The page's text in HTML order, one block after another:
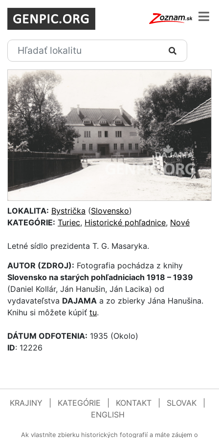
LOKALITA: Bystrička (Slovensko)
KATEGÓRIE: Turiec, Historické pohľadnice, Nové
Letné sídlo prezidenta T. G. Masaryka.
AUTOR (ZDROJ): Fotografia pochádza z knihy
Slovensko na starých pohľadniciach 1918 – 1939
(Daniel Kollár, Ján Hanušin, Ján Lacika) od
vydavateľstva DAJAMA a zo zbierky Jána Hanušina.
Knihu si môžete kúpiť tu.
DÁTUM ODFOTENIA: 1935 (Okolo)
ID: 12226
KRAJINY KATEGÓRIE KONTAKT SLOVAK
ENGLISH
Ak vlastníte zbierku historických fotografií a máte záujem o